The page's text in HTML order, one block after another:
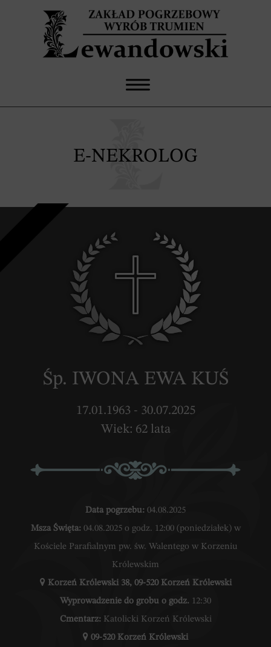
E-NEKROLOG
Śp. IWONA EWA KUŚ
17.01.1963 - 30.07.2025
Wiek: 62 lata
Data pogrzebu: 04.08.2025
Msza Święta: 04.08.2025 o godz. 12:00 (poniedziałek) w
Kościele Parafialnym pw. św. Walentego w Korzeniu
Królewskim
Korzeń Królewski 38, 09-520 Korzeń Królewski
Wyprowadzenie do grobu o godz. 12:30
Cmentarz:Katolicki Korzeń Królewski
09-520 Korzeń Królewski